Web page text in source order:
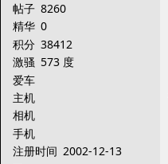
帖子 8260
精华 0
积分 38412
激骚 573 度
爱车
主机
相机
手机
注册时间 2002-12-13